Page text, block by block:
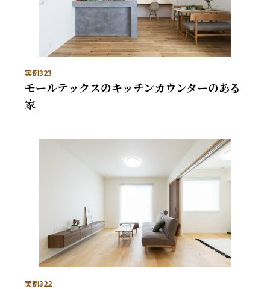
実例323
モールテックスのキッチンカウンターのある
家
実例322